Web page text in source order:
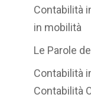
Contabilità
in mobilità
Le Parole
Contabilità
Contabilità